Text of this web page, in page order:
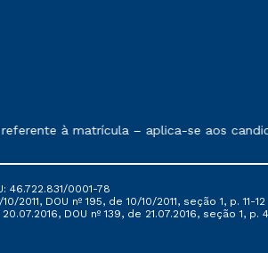
no contrato de prestação de serviços
à matrícula – aplica-se aos
46.722.831/0001-78
DOU nº 195, de 10/10/2011, seção 1, p. 11-12
DOU nº 139, de 21.07.2016, seção 1, p.